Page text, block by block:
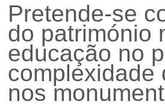
Pretende-se
do património
educação no
complexidade
nos